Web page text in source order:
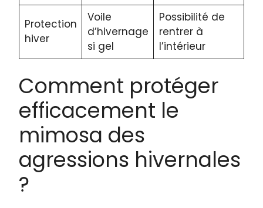
Protection
hiver
Voile
d’hivernage
si gel
Possibilité de
rentrer à
l’intérieur
Comment protéger
efficacement le
mimosa des
agressions hivernales
?